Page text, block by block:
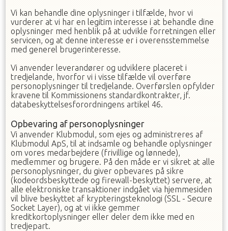
Vi kan behandle dine oplysninger i tilfælde, hvor vi
vurderer at vi har en legitim interesse i at behandle dine
oplysninger med henblik på at udvikle forretningen eller
servicen, og at denne interesse er i overensstemmelse
med generel brugerinteresse.
Vi anvender leverandører og udviklere placeret i
tredjelande, hvorfor vi i visse tilfælde vil overføre
personoplysninger til tredjelande. Overførslen opfylder
kravene til Kommissionens standardkontrakter, jf.
databeskyttelsesforordningens artikel 46.
Opbevaring af personoplysninger
Vi anvender Klubmodul, som ejes og administreres af
Klubmodul ApS, til at indsamle og behandle oplysninger
om vores medarbejdere (frivillige og lønnede),
medlemmer og brugere. På den måde er vi sikret at alle
personoplysninger, du giver opbevares på sikre
(kodeordsbeskyttede og firewall-beskyttet) servere, at
alle elektroniske transaktioner indgået via hjemmesiden
vil blive beskyttet af krypteringsteknologi (SSL - Secure
Socket Layer), og at vi ikke gemmer
kreditkortoplysninger eller deler dem ikke med en
tredjepart.